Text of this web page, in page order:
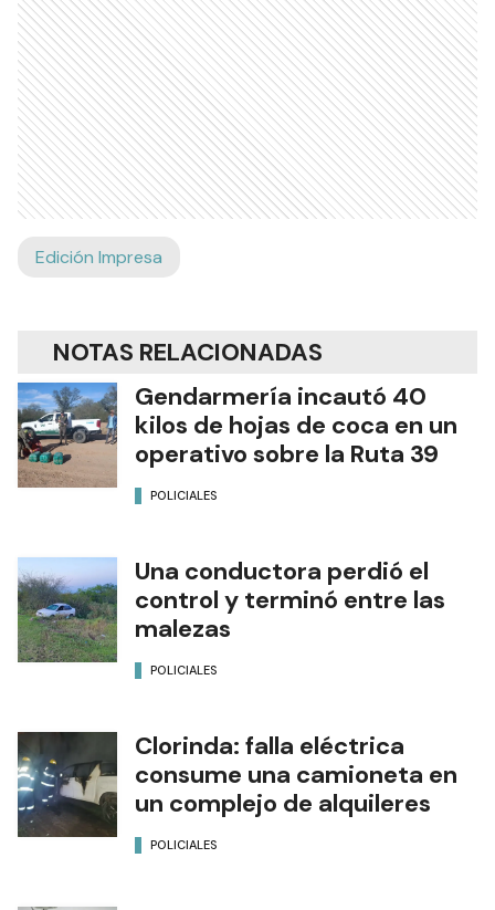
Edición Impresa
NOTAS RELACIONADAS
Gendarmería incautó 40
kilos de hojas de coca en un
operativo sobre la Ruta 39
POLICIALES
Una conductora perdió el
control y terminó entre las
malezas
POLICIALES
Clorinda: falla eléctrica
consume una camioneta en
un complejo de alquileres
POLICIALES